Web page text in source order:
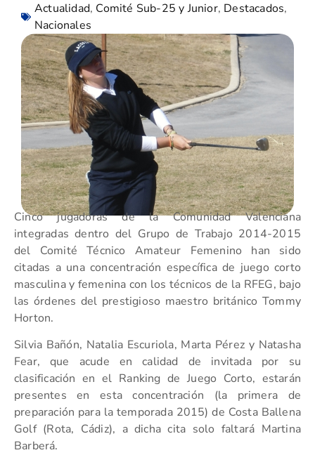
Actualidad, Comité Sub-25 y Junior, Destacados,
Nacionales
Cinco jugadoras de la Comunidad Valenciana
integradas dentro del Grupo de Trabajo 2014-2015
del Comité Técnico Amateur Femenino han sido
citadas a una concentración específica de juego corto
masculina y femenina con los técnicos de la RFEG, bajo
las órdenes del prestigioso maestro británico Tommy
Horton.
Silvia Bañón, Natalia Escuriola, Marta Pérez y Natasha
Fear, que acude en calidad de invitada por su
clasificación en el Ranking de Juego Corto, estarán
presentes en esta concentración (la primera de
preparación para la temporada 2015) de Costa Ballena
Golf (Rota, Cádiz), a dicha cita solo faltará Martina
Barberá.